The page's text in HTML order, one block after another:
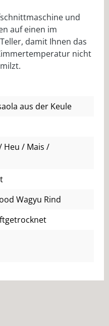
und
auf einen im
damit Ihnen das
nicht
aus der Keule
Heu / Mais /
Wagyu Rind